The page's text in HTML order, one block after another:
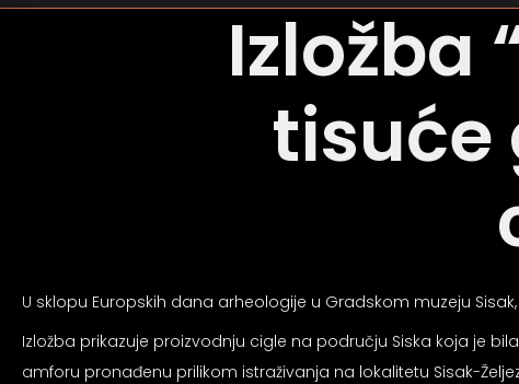
Izložba
tisuće
U sklopu Europskih dana arheologije u Gradskom muzeju
Izložba prikazuje proizvodnju cigle na području Siska koja je
amforu pronađenu prilikom istraživanja na lokalitetu Sisak-
profil za epilepsiju